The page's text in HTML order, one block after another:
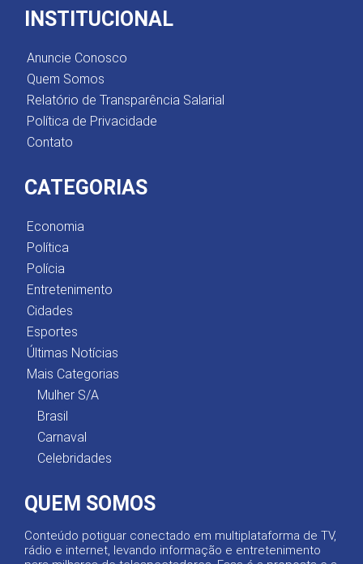
INSTITUCIONAL
Anuncie Conosco
Quem Somos
Relatório de Transparência Salarial
Política de Privacidade
Contato
CATEGORIAS
Economia
Política
Polícia
Entretenimento
Cidades
Esportes
Últimas Notícias
Mais Categorias
Mulher S/A
Brasil
Carnaval
Celebridades
QUEM SOMOS
Conteúdo potiguar conectado em multiplataforma de TV,
rádio e internet, levando informação e entretenimento